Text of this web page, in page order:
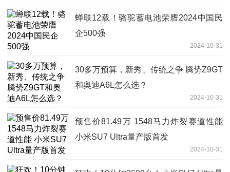
蝉联12载！骆驼蓄电池荣膺2024中国民
企500强
2024-10-31
30多万预算，新秀、传统之争 腾势Z9GT
和奥迪A6L怎么选？
2024-10-31
预售价81.49万 1548马力炸裂赛道性能
小米SU7 Ultra量产版首发
2024-10-31